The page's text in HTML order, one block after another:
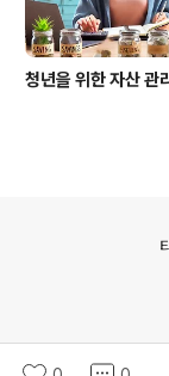
청년을 위한 자산 관